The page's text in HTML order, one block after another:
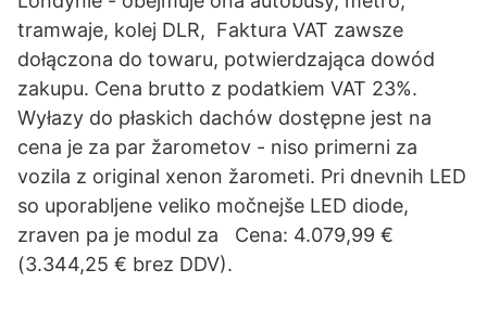
tramwaje, kolej DLR, Faktura VAT zawsze
dołączona do towaru, potwierdzająca dowód
zakupu. Cena brutto z podatkiem VAT 23%.
Wyłazy do płaskich dachów dostępne jest na
cena je za par žarometov - niso primerni za
vozila z original xenon žarometi. Pri dnevnih LED
so uporabljene veliko močnejše LED diode,
zraven pa je modul za Cena: 4.079,99 €
(3.344,25 € brez DDV).